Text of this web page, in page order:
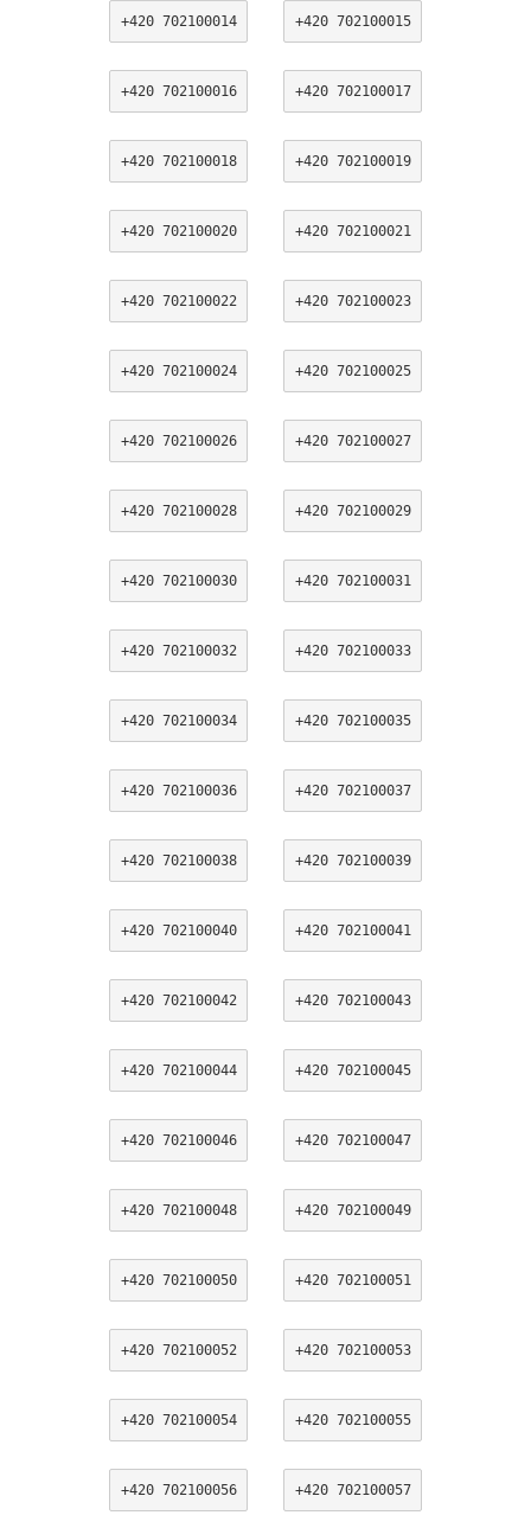
+420 702100014 +420 702100015
+420 702100016 +420 702100017
+420 702100018 +420 702100019
+420 702100020 +420 702100021
+420 702100022 +420 702100023
+420 702100024 +420 702100025
+420 702100026 +420 702100027
+420 702100028 +420 702100029
+420 702100030 +420 702100031
+420 702100032 +420 702100033
+420 702100034 +420 702100035
+420 702100036 +420 702100037
+420 702100038 +420 702100039
+420 702100040 +420 702100041
+420 702100042 +420 702100043
+420 702100044 +420 702100045
+420 702100046 +420 702100047
+420 702100048 +420 702100049
+420 702100050 +420 702100051
+420 702100052 +420 702100053
+420 702100054 +420 702100055
+420 702100056 +420 702100057